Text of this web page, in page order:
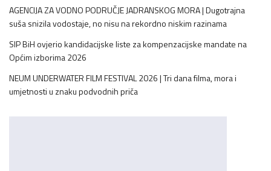
AGENCIJA ZA VODNO PODRUČJE JADRANSKOG MORA | Dugotrajna
suša snizila vodostaje, no nisu na rekordno niskim razinama
SIP BiH ovjerio kandidacijske liste za kompenzacijske mandate na
Općim izborima 2026
NEUM UNDERWATER FILM FESTIVAL 2026 | Tri dana filma, mora i
umjetnosti u znaku podvodnih priča